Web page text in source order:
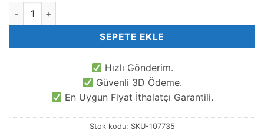
Lila Zirkon Taşlı Kalp adet
SEPETE EKLE
Hızlı Gönderim.
Güvenli 3D Ödeme.
En Uygun Fiyat İthalatçı Garantili.
Stok kodu: SKU-107735